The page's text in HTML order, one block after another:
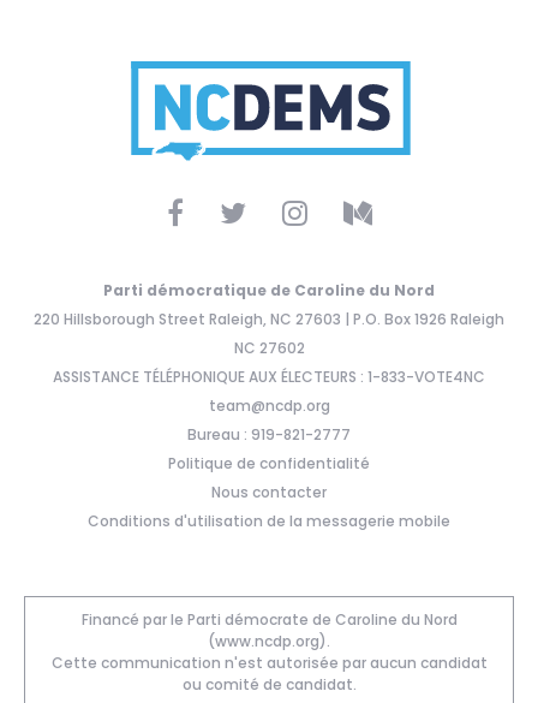
Parti démocratique de Caroline du Nord
220 Hillsborough Street Raleigh, NC 27603 | P.O. Box 1926 Raleigh
NC 27602
ASSISTANCE TÉLÉPHONIQUE AUX ÉLECTEURS : 1-833-VOTE4NC
team@ncdp.org
Bureau : 919-821-2777
Politique de confidentialité
Nous contacter
Conditions d'utilisation de la messagerie mobile
Financé par le Parti démocrate de Caroline du Nord
(www.ncdp.org).
Cette communication n'est autorisée par aucun candidat
ou comité de candidat.